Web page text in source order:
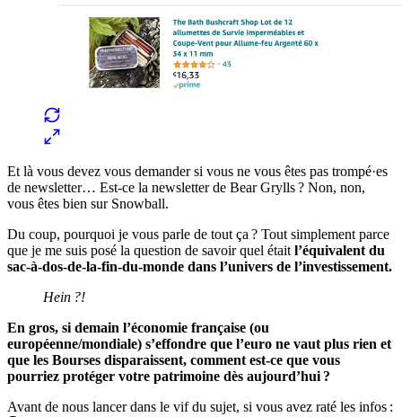
Et là vous devez vous demander si vous ne vous êtes pas trompé·es
de newsletter… Est-ce la newsletter de Bear Grylls ? Non, non,
vous êtes bien sur Snowball.
Du coup, pourquoi je vous parle de tout ça ? Tout simplement parce
que je me suis posé la question de savoir quel était l’équivalent du
sac-à-dos-de-la-fin-du-monde dans l’univers de l’investissement.
Hein ?!
En gros, si demain l’économie française (ou
européenne/mondiale) s’effondre que l’euro ne vaut plus rien et
que les Bourses disparaissent, comment est-ce que vous
pourriez protéger votre patrimoine dès aujourd’hui ?
Avant de nous lancer dans le vif du sujet, si vous avez raté les infos :